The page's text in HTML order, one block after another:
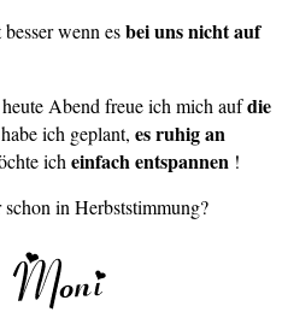
besser wenn esbei uns nicht auf
Abend freue ich mich aufdie
ich geplant, es ruhig an
ich einfach entspannen !
in Herbststimmung?